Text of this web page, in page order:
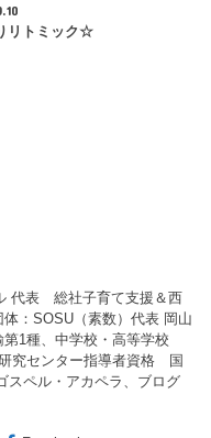
リトミック☆
代表 総社子育て支援＆西
：SOSU（素数）代表 岡山
1種、中学校・高等学校
究センター指導者資格 国
スペル・アカペラ、ブログ